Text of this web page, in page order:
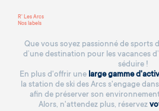
R' Les Arcs
Nos labels
Que vous soyez passionné de sports
d’une destination pour les vacances
séduire !
En plus d'offrir une large gamme
la station de ski des Arcs s'engage
afin de préserver son
Alors, n'attendez plus, réservez